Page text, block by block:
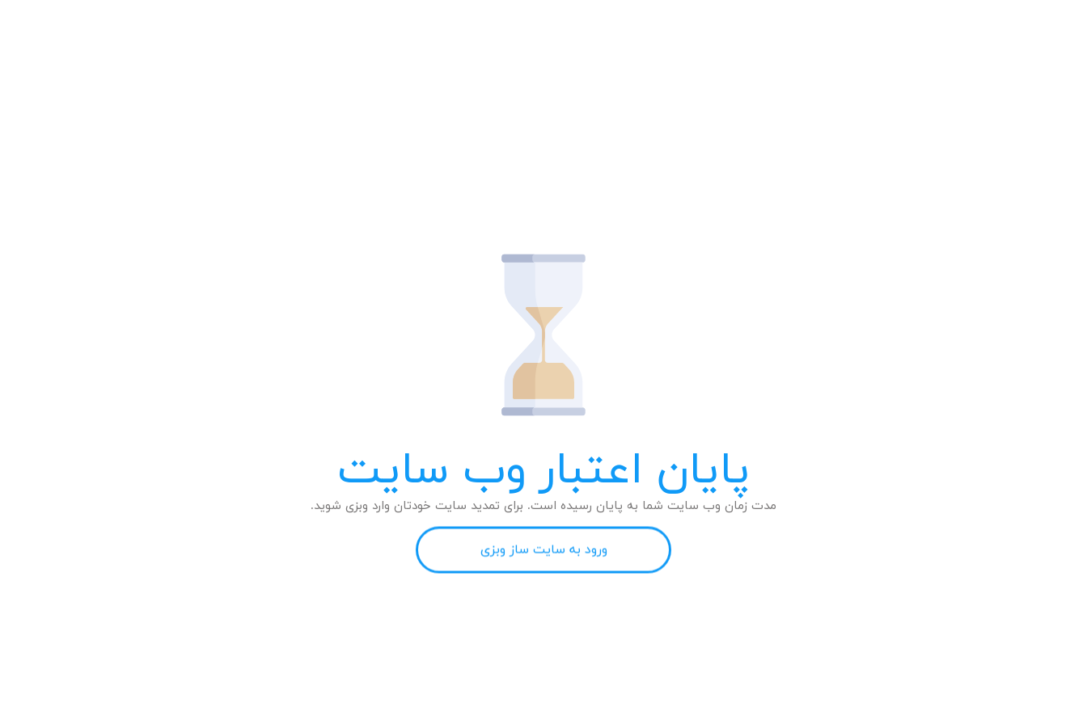
پایان اعتبار وب سایت
مدت زمان وب سایت شما به پایان رسیده است. برای تمدید سایت خودتان وارد وبزی شوید.
ورود به سایت ساز وبزی